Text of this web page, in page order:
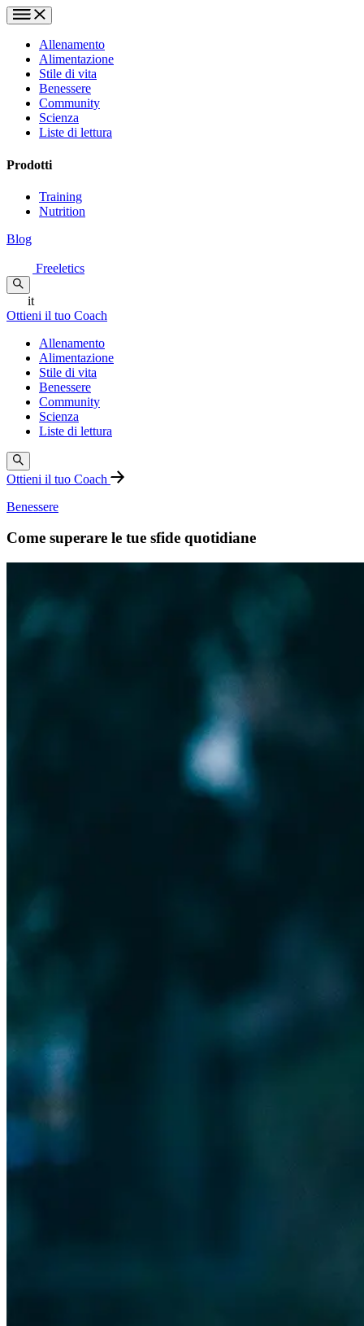
Allenamento
Alimentazione
Stile di vita
Benessere
Community
Scienza
Liste di lettura
Prodotti
Training
Nutrition
Blog
Freeletics
it
Ottieni il tuo Coach
Allenamento
Alimentazione
Stile di vita
Benessere
Community
Scienza
Liste di lettura
Ottieni il tuo Coach
Benessere
Come superare le tue sfide quotidiane